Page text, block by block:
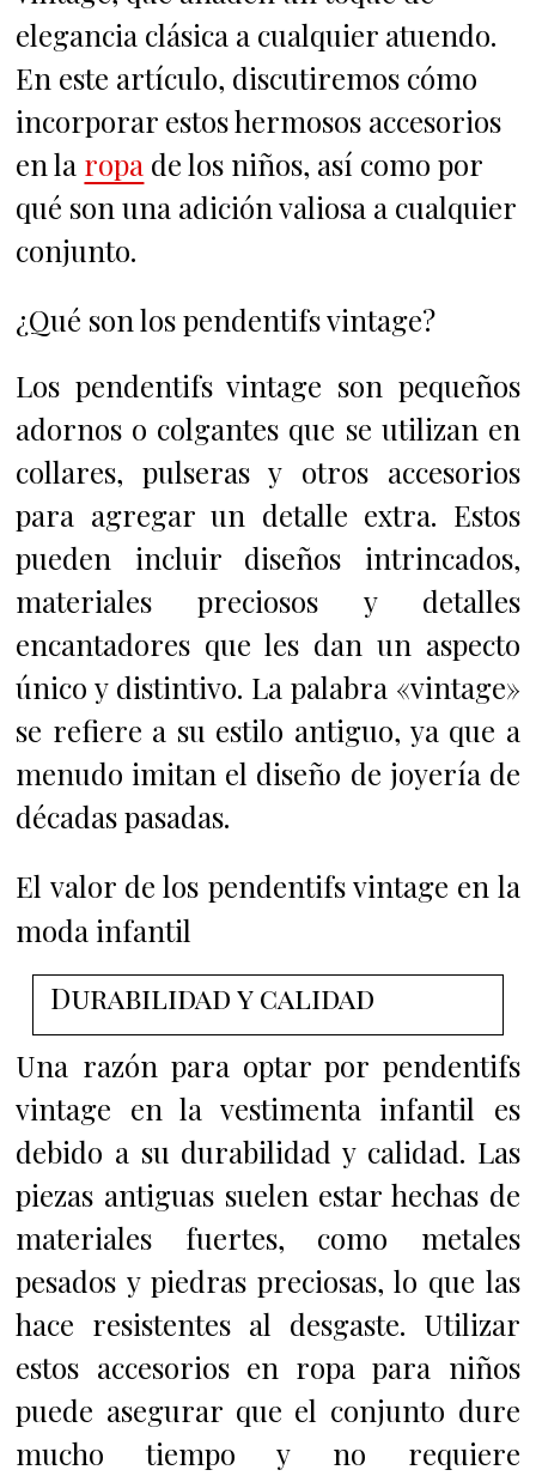
elegancia clásica a cualquier atuendo.
En este artículo, discutiremos cómo
incorporar estos hermosos accesorios
en la ropa de los niños, así como por
qué son una adición valiosa a cualquier
conjunto.
¿Qué son los pendentifs vintage?
Los pendentifs vintage son pequeños
adornos o colgantes que se utilizan en
collares, pulseras y otros accesorios
para agregar un detalle extra. Estos
pueden incluir diseños intrincados,
materiales preciosos y detalles
encantadores que les dan un aspecto
único y distintivo. La palabra «vintage»
se refiere a su estilo antiguo, ya que a
menudo imitan el diseño de joyería de
décadas pasadas.
El valor de los pendentifs vintage en la
moda infantil
Durabilidad y calidad
Una razón para optar por pendentifs
vintage en la vestimenta infantil es
debido a su durabilidad y calidad. Las
piezas antiguas suelen estar hechas de
materiales fuertes, como metales
pesados y piedras preciosas, lo que las
hace resistentes al desgaste. Utilizar
estos accesorios en ropa para niños
puede asegurar que el conjunto dure
mucho tiempo y no requiere